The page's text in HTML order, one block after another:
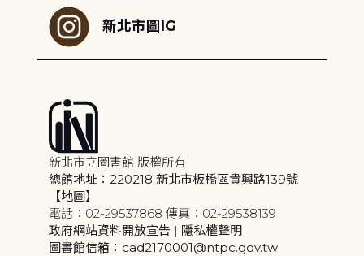
新北市圖IG
新北市立圖書館 版權所有
總館地址：220218 新北市板橋區貴興路139號
【地圖】
電話：02-29537868 傳真：02-29538139
政府網站資料開放宣告 | 隱私權聲明
圖書館信箱：cad2170001@ntpc.gov.tw